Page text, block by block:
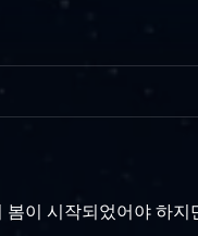
이 시작되었어야 하